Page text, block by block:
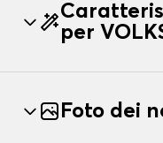
per
Foto dei